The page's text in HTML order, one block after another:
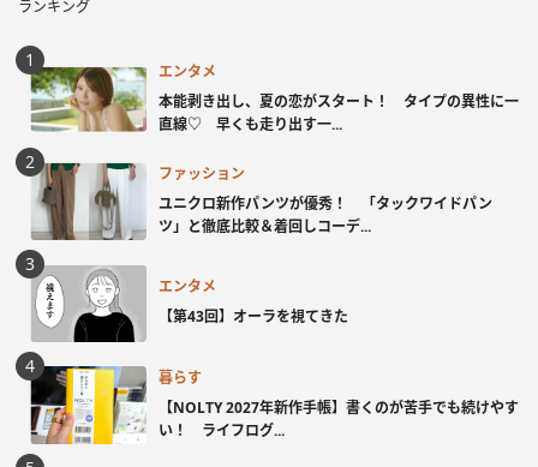
ランキング
エンタメ
本能剥き出し、夏の恋がスタート！ タイプの異性に一
直線♡ 早くも走り出す一...
ファッション
ユニクロ新作パンツが優秀！ 「タックワイドパン
ツ」と徹底比較＆着回しコーデ...
エンタメ
【第43回】オーラを視てきた
暮らす
【NOLTY 2027年新作手帳】書くのが苦手でも続けやす
い！ ライフログ...